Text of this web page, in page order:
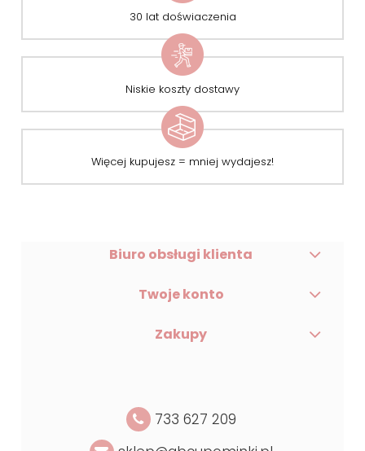
30 lat doświaczenia
Niskie koszty dostawy
Więcej kupujesz = mniej wydajesz!
Biuro obsługi klienta
Twoje konto
Zakupy
733 627 209